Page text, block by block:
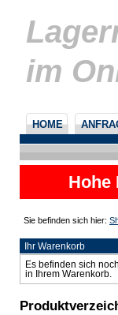
im
HOME
Hohe
Sie befinden sich hier:
Ihr Warenkorb
Es befinden sich
in Ihrem Warenkorb.